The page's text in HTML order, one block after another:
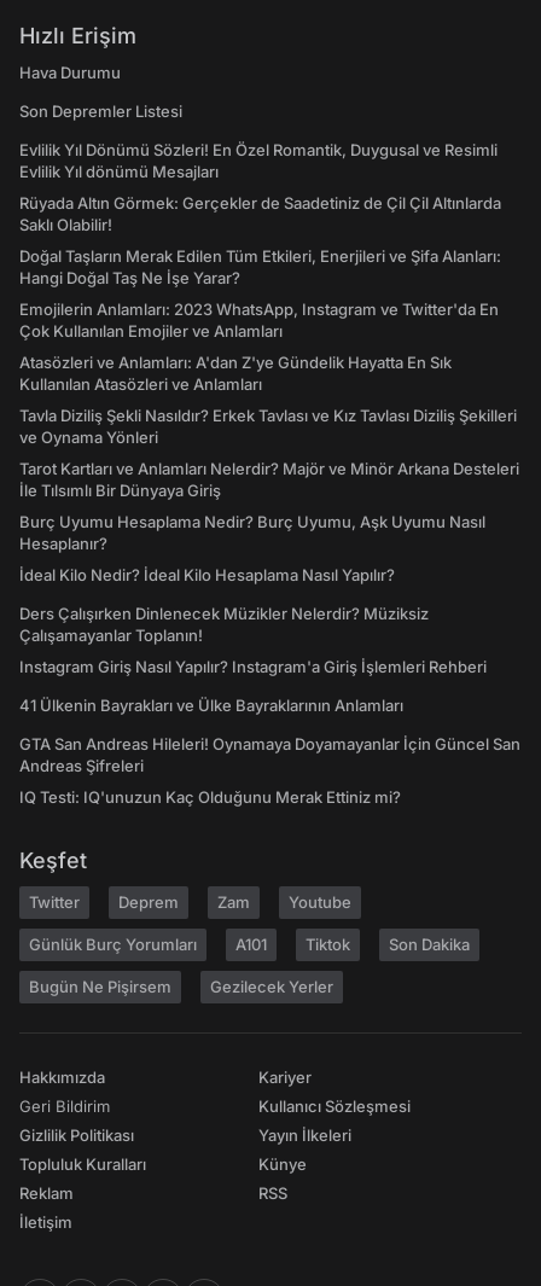
Hızlı Erişim
Hava Durumu
Son Depremler Listesi
Evlilik Yıl Dönümü Sözleri! En Özel Romantik, Duygusal ve Resimli
Evlilik Yıl dönümü Mesajları
Rüyada Altın Görmek: Gerçekler de Saadetiniz de Çil Çil Altınlarda
Saklı Olabilir!
Doğal Taşların Merak Edilen Tüm Etkileri, Enerjileri ve Şifa Alanları:
Hangi Doğal Taş Ne İşe Yarar?
Emojilerin Anlamları: 2023 WhatsApp, Instagram ve Twitter'da En
Çok Kullanılan Emojiler ve Anlamları
Atasözleri ve Anlamları: A'dan Z'ye Gündelik Hayatta En Sık
Kullanılan Atasözleri ve Anlamları
Tavla Diziliş Şekli Nasıldır? Erkek Tavlası ve Kız Tavlası Diziliş Şekilleri
ve Oynama Yönleri
Tarot Kartları ve Anlamları Nelerdir? Majör ve Minör Arkana Desteleri
İle Tılsımlı Bir Dünyaya Giriş
Burç Uyumu Hesaplama Nedir? Burç Uyumu, Aşk Uyumu Nasıl
Hesaplanır?
İdeal Kilo Nedir? İdeal Kilo Hesaplama Nasıl Yapılır?
Ders Çalışırken Dinlenecek Müzikler Nelerdir? Müziksiz
Çalışamayanlar Toplanın!
Instagram Giriş Nasıl Yapılır? Instagram'a Giriş İşlemleri Rehberi
41 Ülkenin Bayrakları ve Ülke Bayraklarının Anlamları
GTA San Andreas Hileleri! Oynamaya Doyamayanlar İçin Güncel San
Andreas Şifreleri
IQ Testi: IQ'unuzun Kaç Olduğunu Merak Ettiniz mi?
Keşfet
Twitter Deprem Zam Youtube
Günlük Burç Yorumları A101 Tiktok Son Dakika
Bugün Ne Pişirsem Gezilecek Yerler
Hakkımızda
Geri Bildirim
Gizlilik Politikası
Topluluk Kuralları
Reklam
İletişim
Kariyer
Kullanıcı Sözleşmesi
Yayın İlkeleri
Künye
RSS